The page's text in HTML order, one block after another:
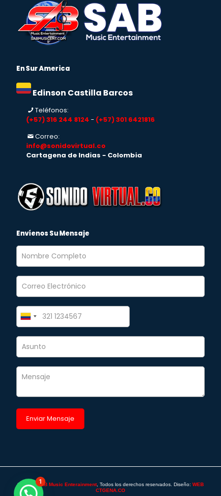
En Sur America
Edinson Castilla Barcos
Teléfonos:
(+57) 316 244 8124 - (+57) 301 6421816
Correo:
info@sonidovirtual.co
Cartagena de Indias - Colombia
Envíenos Su Mensaje
©2025 -SAB Music Enterainment, Todos los derechos reservados. Diseño: WEB
CTGENA.CO
1